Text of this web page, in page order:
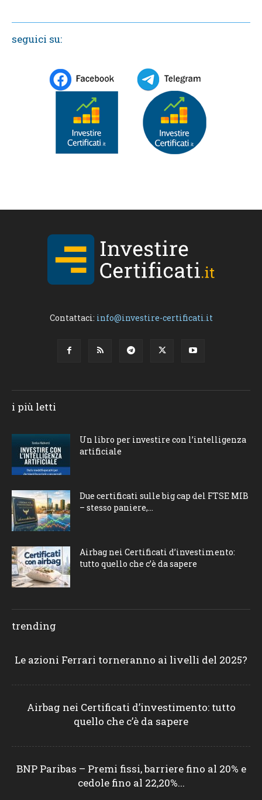
seguici su:
Contattaci: info@investire-certificati.it
i più letti
Un libro per investire con l’intelligenza
artificiale
Due certificati sulle big cap del FTSE MIB
– stesso paniere,...
Airbag nei Certificati d’investimento:
tutto quello che c’è da sapere
trending
Le azioni Ferrari torneranno ai livelli del 2025?
Airbag nei Certificati d’investimento: tutto
quello che c’è da sapere
BNP Paribas – Premi fissi, barriere fino al 20% e
cedole fino al 22,20%...